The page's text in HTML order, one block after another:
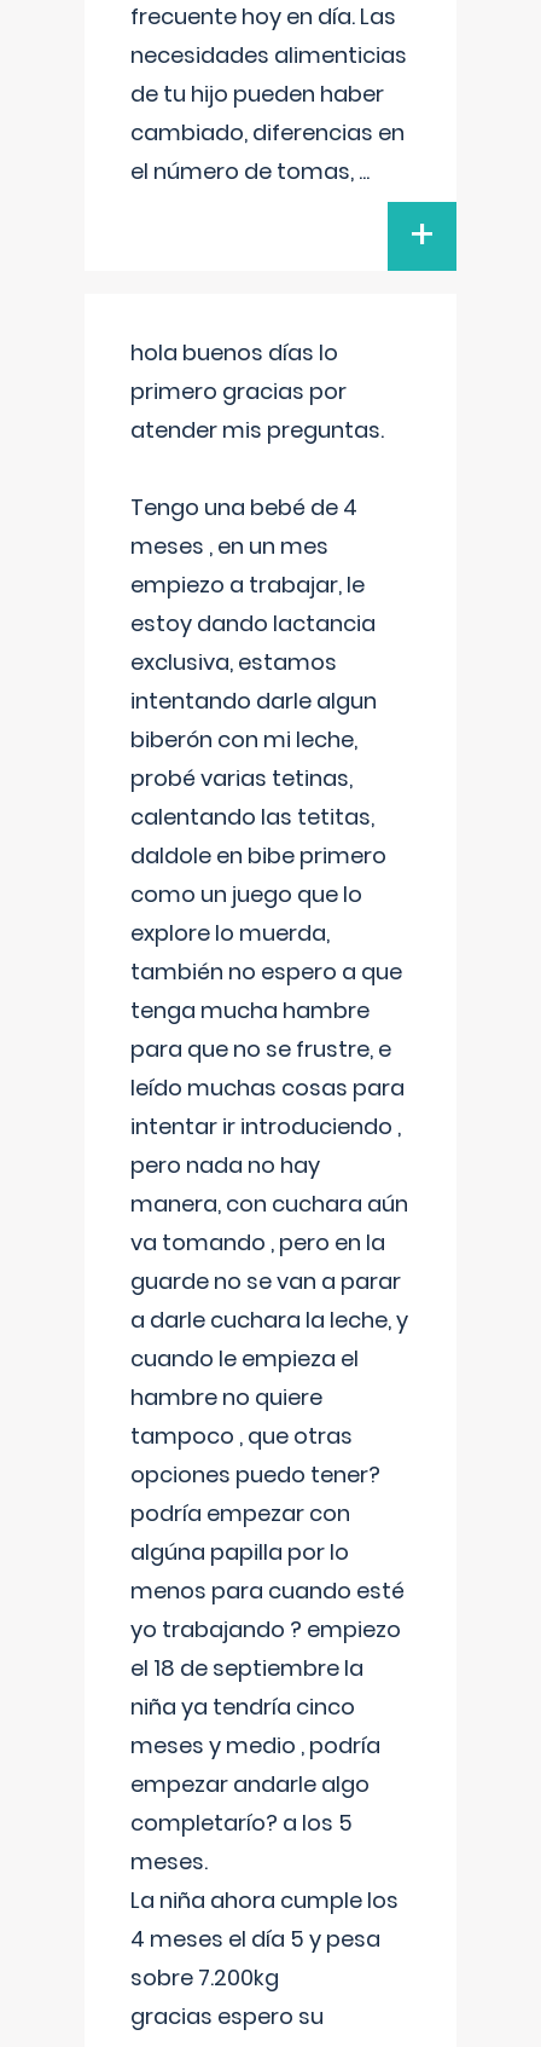
frecuente hoy en día. Las
necesidades alimenticias
de tu hijo pueden haber
cambiado, diferencias en
el número de tomas, ...
+
hola buenos días lo
primero gracias por
atender mis preguntas.
Tengo una bebé de 4
meses , en un mes
empiezo a trabajar, le
estoy dando lactancia
exclusiva, estamos
intentando darle algun
biberón con mi leche,
probé varias tetinas,
calentando las tetitas,
daldole en bibe primero
como un juego que lo
explore lo muerda,
también no espero a que
tenga mucha hambre
para que no se frustre, e
leído muchas cosas para
intentar ir introduciendo ,
pero nada no hay
manera, con cuchara aún
va tomando , pero en la
guarde no se van a parar
a darle cuchara la leche, y
cuando le empieza el
hambre no quiere
tampoco , que otras
opciones puedo tener?
podría empezar con
algúna papilla por lo
menos para cuando esté
yo trabajando ? empiezo
el 18 de septiembre la
niña ya tendría cinco
meses y medio , podría
empezar andarle algo
completarío? a los 5
meses.
La niña ahora cumple los
4 meses el día 5 y pesa
sobre 7.200kg
gracias espero su